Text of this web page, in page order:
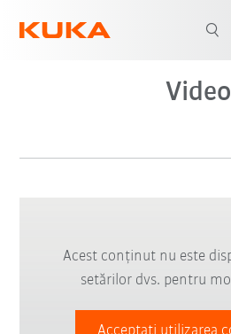
Video
Acest conținut nu este
setărilor dvs. pentru